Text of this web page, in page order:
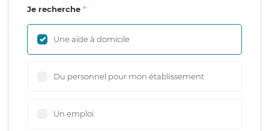
Je recherche
Une aide à domicile
Du personnel pour mon établissement
Un emploi